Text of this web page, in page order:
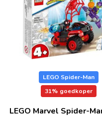
LEGO Spider-Man
31% goedkoper
LEGO Marvel Spider-